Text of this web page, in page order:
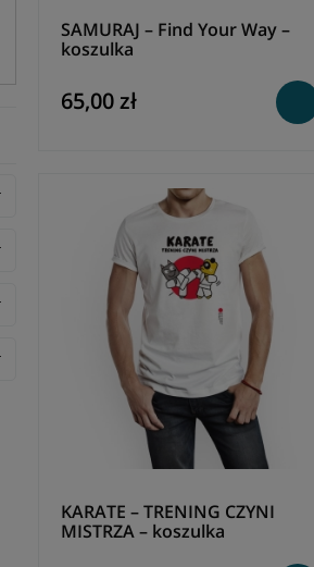
SAMURAJ – Find Your Way –
koszulka
65,00 zł
KARATE – TRENING CZYNI
MISTRZA – koszulka